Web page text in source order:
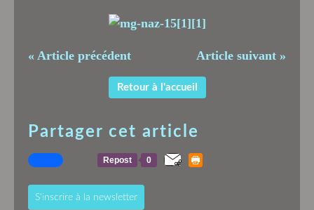
« Article précédent Article suivant »
Retour à l'accueil
Partager cet article
Repost 0
S'inscrire à la newsletter